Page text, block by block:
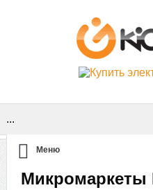
...
Меню
Микромаркеты